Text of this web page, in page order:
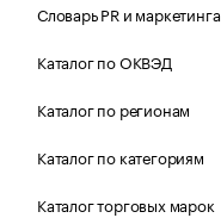
Словарь PR и маркетинга
Каталог по ОКВЭД
Каталог по регионам
Каталог по категориям
Каталог торговых марок